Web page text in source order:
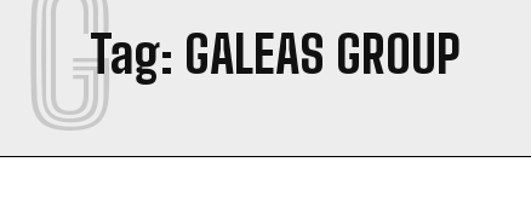
Tag: GALEAS GROUP
G